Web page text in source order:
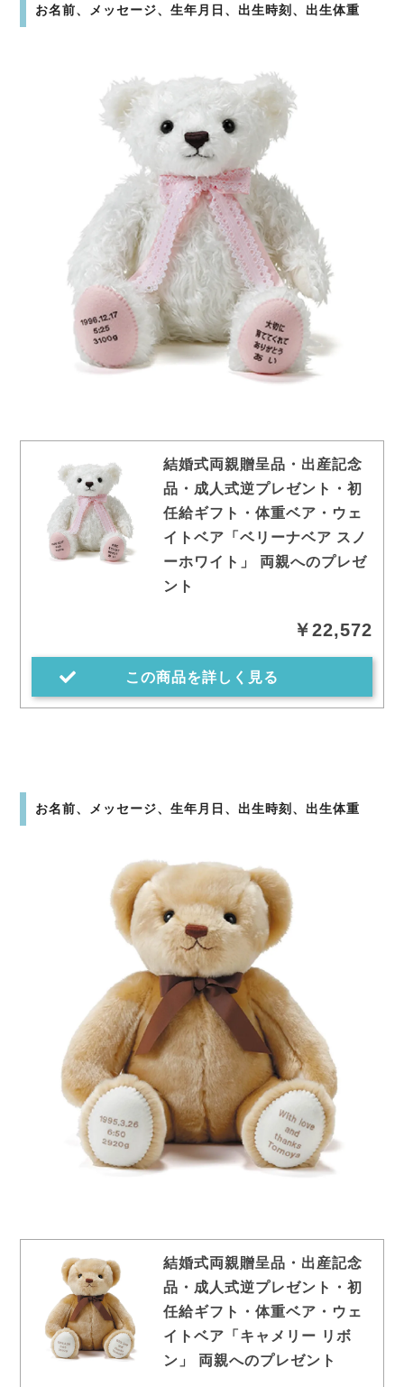
お名前、メッセージ、生年月日、出生時刻、出生体重
結婚式両親贈呈品・出産記念
品・成人式逆プレゼント・初
任給ギフト・体重ベア・ウェ
イトベア「ベリーナベア スノ
ーホワイト」 両親へのプレゼ
ント
￥22,572
この商品を詳しく見る
お名前、メッセージ、生年月日、出生時刻、出生体重
結婚式両親贈呈品・出産記念
品・成人式逆プレゼント・初
任給ギフト・体重ベア・ウェ
イトベア「キャメリー リボ
ン」 両親へのプレゼント